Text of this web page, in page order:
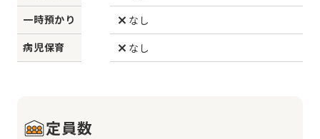
一時預かり
なし
病児保育
なし
定員数